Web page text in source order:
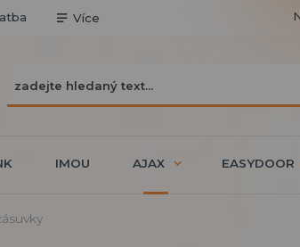
Více
IMOU AJAX EASYDOOR